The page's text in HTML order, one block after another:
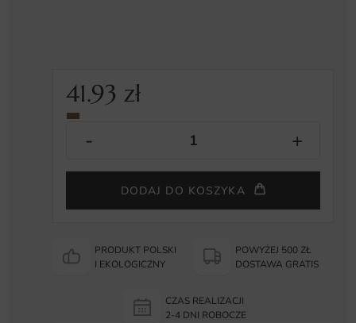
41.93zł
DODAJ DO KOSZYKA
PRODUKT POLSKI
I EKOLOGICZNY
POWYŻEJ 500 ZŁ
DOSTAWA GRATIS
CZAS REALIZACJI
2-4 DNI ROBOCZE